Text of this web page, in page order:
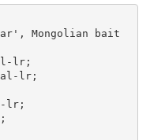
Mongolian bait
lr;